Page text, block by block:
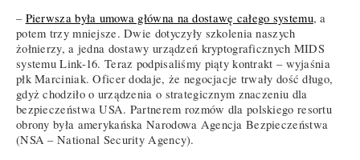
– Pierwsza była umowa główna na dostawę całego systemu, a
potem trzy mniejsze. Dwie dotyczyły szkolenia naszych
żołnierzy, a jedna dostawy urządzeń kryptograficznych MIDS
systemu Link-16. Teraz podpisaliśmy piąty kontrakt – wyjaśnia
płk Marciniak. Oficer dodaje, że negocjacje trwały dość długo,
gdyż chodziło o urządzenia o strategicznym znaczeniu dla
bezpieczeństwa USA. Partnerem rozmów dla polskiego resortu
obrony była amerykańska Narodowa Agencja Bezpieczeństwa
(NSA – National Security Agency).